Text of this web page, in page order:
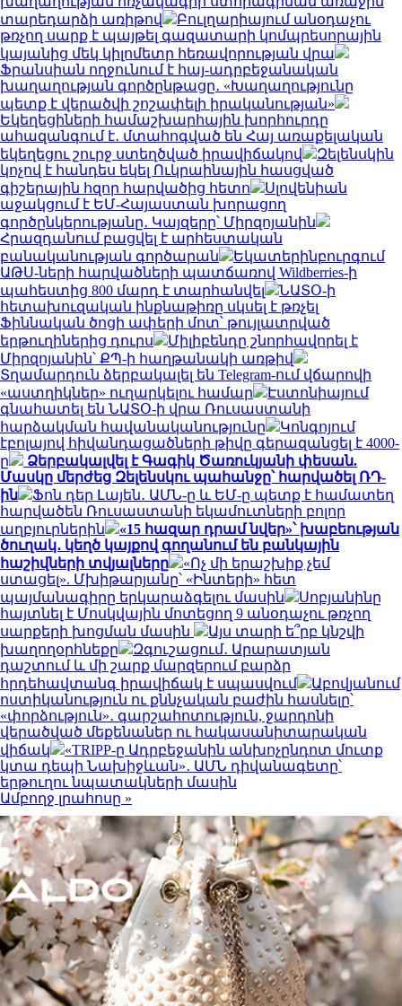
տարեդարձի առիթով
Բուլղարիայում անօդաչու
թռչող սարք է պայթել գազատարի կոմպրեսորային
կայանից մեկ կիլոմետր հեռավորության վրա
Ֆրանսիան ողջունում է հայ-ադրբեջանական
խաղաղության գործընթացը․ «Խաղաղությունը
պետք է վերածվի շոշափելի իրականության»
Եկեղեցիների համաշխարհային խորհուրդը
ահազանգում է․ մտահոգված են Հայ առաքելական
եկեղեցու շուրջ ստեղծված իրավիճակով
Զելենսկին
կոչով է հանդես եկել Ուկրաինային հասցված
գիշերային հզոր հարվածից հետո
Սլովենիան
աջակցում է ԵՄ-Հայաստան խորացող
գործընկերությանը․ Կայզերը՝ Միրզոյանին
Հրազդանում բացվել է արհեստական
բանականության գործարան
Եկատերինբուրգում
ԱԹՍ-ների հարվածների պատճառով Wildberries-ի
պահեստից 800 մարդ է տարհանվել
ՆԱՏՕ-ի
հետախուզական ինքնաթիռը սկսել է թռչել
Ֆիննական ծոցի ափերի մոտ՝ թույլատրված
երթուղիներից դուրս
Միլիբենդը շնորհավորել է
Միրզոյանին՝ ՔՊ-ի հաղթանակի առթիվ
Տղամարդուն ձերբակալել են Telegram-ում վճարովի
«աստղիկներ» ուղարկելու համար
Էստոնիայում
գնահատել են ՆԱՏՕ-ի վրա Ռուսաստանի
հարձակման հավանականությունը
Կոնգոյում
էբոլայով հիվանդացածների թիվը գերազանցել է 4000-
ը
Ձերբակալվել է Գագիկ Ծառուկյանի փեսան.
Մասկը մերժեց Զելենսկու պահանջը՝ հարվածել ՌԴ-
ին
Ֆոն դեր Լայեն․ ԱՄՆ-ը և ԵՄ-ը պետք է համատեղ
հարվածեն Ռուսաստանի եկամուտների բոլոր
աղբյուրներին
«15 հազար դրամ նվեր»՝ խաբեության
ծուղակ․ կեղծ կայքով գողանում են բանկային
հաշիվների տվյալները
«Ոչ մի երաշխիք չեմ
ստացել». Մխիթարյանը՝ «Ինտերի» հետ
պայմանագիրը երկարաձգելու մասին
Սոբյանինը
հայտնել է Մոսկվային մոտեցող 9 անօդաչու թռչող
սարքերի խոցման մասին
Այս տարի ե՞րբ կնշվի
խաղողօրհնեքը
Զգուշացում․ Արարատյան
դաշտում և մի շարք մարզերում բարձր
հրդեհավտանգ իրավիճակ է սպասվում
Աբովյանում
ոստիկանություն ու քննչական բաժին հասնելը՝
«փորձություն»․ գարշահոտություն, ջարդոնի
վերածված մեքենաներ ու հակասանիտարական
վիճակ
«TRIPP-ը Ադրբեջանին անխոչընդոտ մուտք
կտա դեպի Նախիջևան»․ ԱՄՆ դիվանագետը՝
երթուղու նպատակների մասին
Ամբողջ լրահոսը »